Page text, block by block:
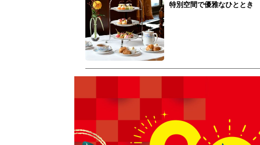
特別空間で優雅なひととき